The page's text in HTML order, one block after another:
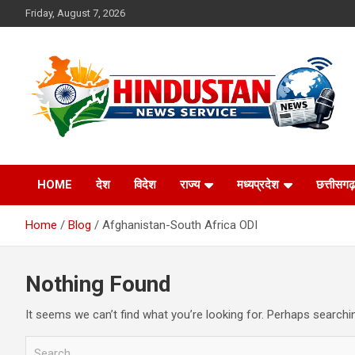
to
Friday, August 7, 2026
Hindustan News
Service
HOME देश विदेश राज्य मध्यप्रदेश छत्तीसगढ़
Home Blog Afghanistan-South Africa ODI
Nothing Found
It seems we can’t find what you’re looking for. Perhaps